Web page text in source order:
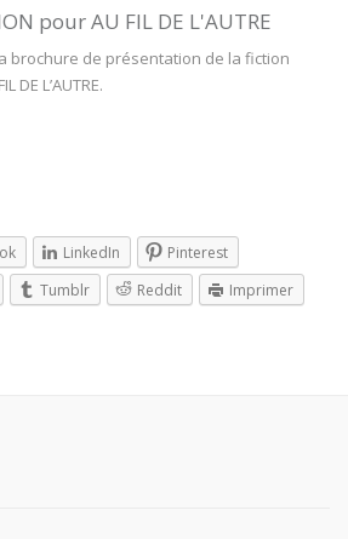
pour AU FIL DE L'AUTRE
brochure de présentation de la fiction
DE L’AUTRE.
LinkedIn
Pinterest
Tumblr Reddit Imprimer